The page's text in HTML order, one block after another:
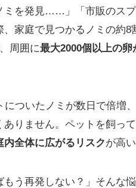
ミを発見……」「市販のス
家庭で見つかるノミの約8
周囲に最大2000個以上の
ついたノミが数日で倍増
りません。ペットを飼っ
内全体に広がるリスクが高
う再発しない？」そんな